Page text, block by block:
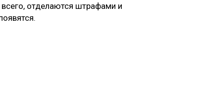
отделаются штрафами и